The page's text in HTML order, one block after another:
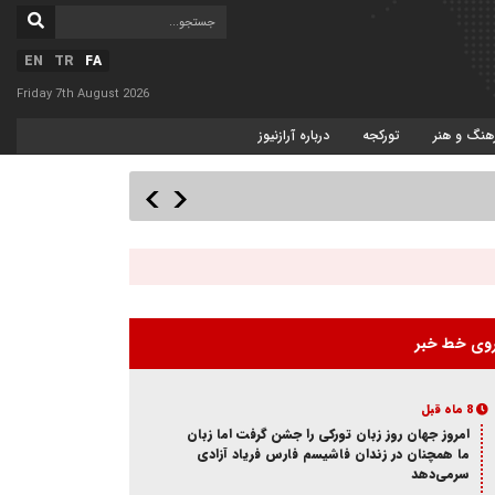
FA
TR
EN
Friday 7th August 2026
و هنر تورکجه درباره آرازنیوز
خط خبر
8 ماه قبل
امروز جهان روز زبان تورکی را جشن گرفت اما زبان
ما همچنان در زندان فاشیسم فارس فریاد آزادی
سر‌می‌دهد